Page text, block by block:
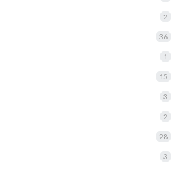
2
36
1
15
3
2
28
3